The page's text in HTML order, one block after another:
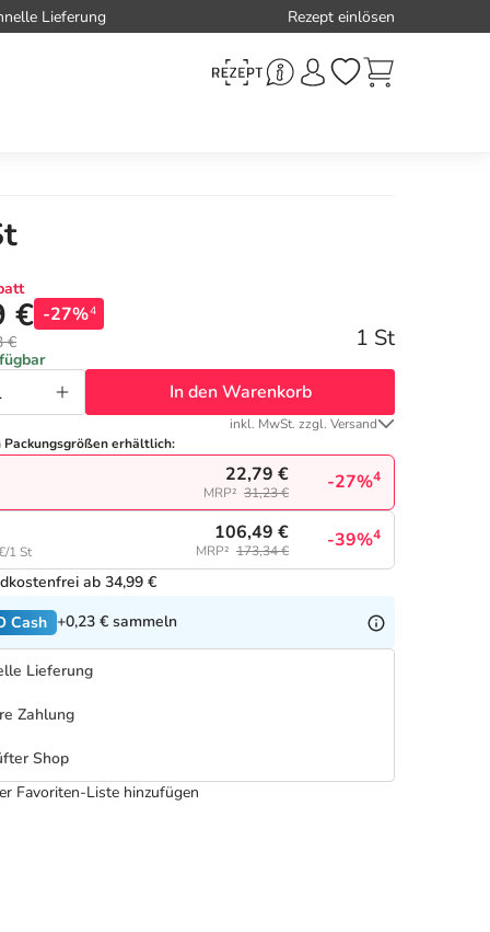
Lieferung Rezept einlösen
€ -27%4
€ 1 St
In den Warenkorb
inkl. MwSt. zzgl. Versand
Packungsgrößen erhältlich:
22,79 €
MRP² 31,23 € -27%4
1 St
106,49 €
MRP² 173,34 € -39%4
ab 34,99 €
Cash +0,23 € sammeln
Lieferung
Zahlung
Shop
Favoriten-Liste hinzufügen